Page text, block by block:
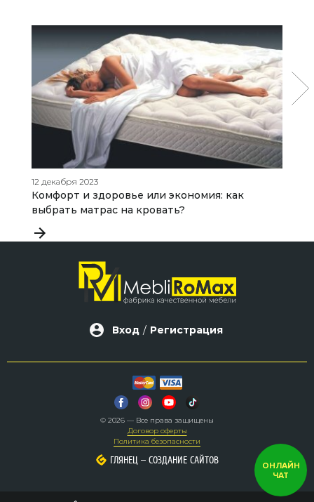
12 декабря 2023
Комфорт и здоровье или экономия: как
выбрать матрас на кровать?
Вход / Регистрация
© 2026 — Все права защищены
Договор оферты
Политика безопасности
ГЛЯНЕЦ– СОЗДАНИЕ САЙТОВ
ГЛЯНЕЦ– СОЗДАНИЕ САЙТОВ
ОНЛАЙН
ЧАТ